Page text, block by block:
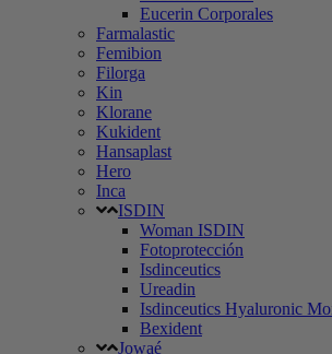
Eucerin Corporales
Farmalastic
Femibion
Filorga
Kin
Klorane
Kukident
Hansaplast
Hero
Inca
ISDIN
Woman ISDIN
Fotoprotección
Isdinceutics
Ureadin
Isdinceutics Hyaluronic
Bexident
Jowaé